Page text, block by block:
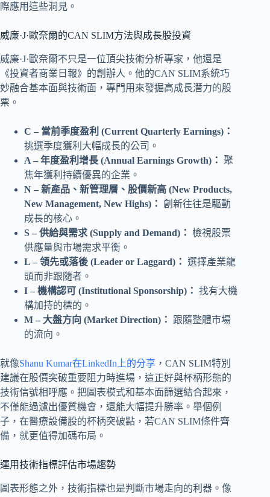
際應用這些洞見。
威廉·J·歐奈爾的CAN SLIM方法與成長股投資
威廉·J·歐奈爾不只是一位頂尖技術分析專家，他還是
《投資者商業日報》的創辦人。他的CAN SLIM系統巧
妙融合基本面與技術面，專門用來發掘高成長潛力的股
票。
C – 當前季度盈利 (Current Quarterly Earnings)：
挑選季度獲利大幅成長的公司。
A – 年度盈利增長 (Annual Earnings Growth)： 聚
焦年獲利持續優異的企業。
N – 新產品、新管理層、股價新高 (New Products,
New Management, New Highs)： 創新往往是驅動
成長的核心。
S – 供給與需求 (Supply and Demand)： 檢視股票
供應量與市場需求平衡。
L – 領先或落後 (Leader or Laggard)： 選擇產業龍
頭而非跟隨者。
I – 機構認可 (Institutional Sponsorship)： 找有大機
構加持的標的。
M – 大盤方向 (Market Direction)：
跟隨整體市場
的流向。
就像Shanu Kumar在LinkedIn上的分享 ，CAN SLIM特別
建議在股價突破重要阻力時進場，這正好與杯柄形態的
技術信號相呼應。把圖表模式和基本面篩選結合起來，
不僅能過濾出優質機會，還能大幅提升勝率。舉個例
子，在醫療設備股的杯柄突破點，若CAN SLIM條件齊
備，就更值得加碼布局。
運用技術指標評估市場趨勢
圖表形態之外，技術指標也是判斷市場走向的利器。像